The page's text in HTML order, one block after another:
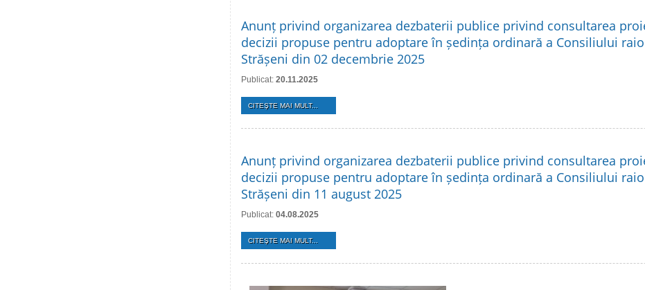
Anunț privind organizarea dezbaterii publice privind consultarea
decizii propuse pentru adoptare în ședința ordinară a Consiliului
Strășeni din 02 decembrie 2025
Publicat: 20.11.2025
CITEŞTE MAI MULT...
Anunț privind organizarea dezbaterii publice privind consultarea
decizii propuse pentru adoptare în ședința ordinară a Consiliului
Strășeni din 11 august 2025
Publicat: 04.08.2025
CITEŞTE MAI MULT...